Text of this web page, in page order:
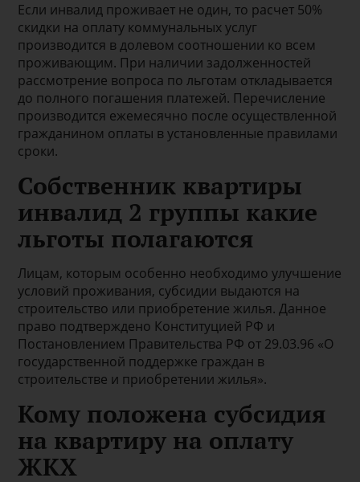
Если инвалид проживает не один, то расчет 50%
скидки на оплату коммунальных услуг
производится в долевом соотношении ко всем
проживающим. При наличии задолженностей
рассмотрение вопроса по льготам откладывается
до полного погашения платежей. Перечисление
производится ежемесячно после осуществленной
гражданином оплаты в установленные правилами
сроки.
Собственник квартиры
инвалид 2 группы какие
льготы полагаются
Лицам, которым особенно необходимо улучшение
условий проживания, субсидии выдаются на
строительство или приобретение жилья. Данное
право подтверждено Конституцией РФ и
Постановлением Правительства РФ от 29.03.96 «О
государственной поддержке граждан в
строительстве и приобретении жилья».
Кому положена субсидия
на квартиру на оплату
ЖКХ